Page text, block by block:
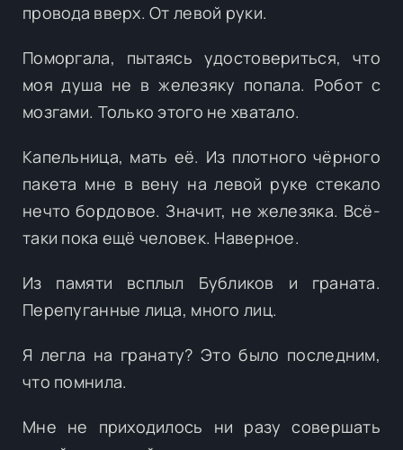
провода вверх. От левой руки.
Поморгала, пытаясь удостовериться, что
моя душа не в железяку попала. Робот с
мозгами. Только этого не хватало.
Капельница, мать её. Из плотного чёрного
пакета мне в вену на левой руке стекало
нечто бордовое. Значит, не железяка. Всё-
таки пока ещё человек. Наверное.
Из памяти всплыл Бубликов и граната.
Перепуганные лица, много лиц.
Я легла на гранату? Это было последним,
что помнила.
Мне не приходилось ни разу совершать